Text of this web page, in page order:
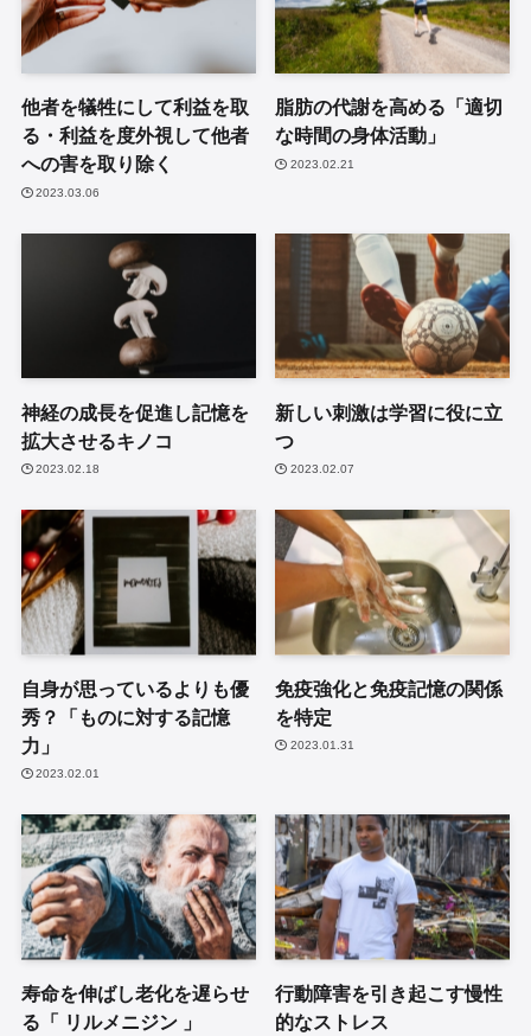
他者を犠牲にして利益を取
る・利益を度外視して他者
への害を取り除く
2023.03.06
脂肪の代謝を高める「適切
な時間の身体活動」
2023.02.21
神経の成長を促進し記憶を
拡大させるキノコ
2023.02.18
新しい刺激は学習に役に立
つ
2023.02.07
自身が思っているよりも優
秀？「ものに対する記憶
力」
2023.02.01
免疫強化と免疫記憶の関係
を特定
2023.01.31
寿命を伸ばし老化を遅らせ
る「 リルメニジン 」
行動障害を引き起こす慢性
的なストレス